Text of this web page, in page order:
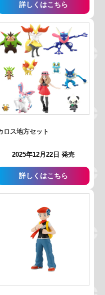
詳しくはこちら
ロス地方セット
2025年12月22日 発売
詳しくはこちら